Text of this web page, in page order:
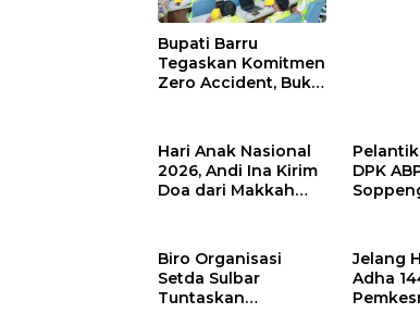
Bupati Barru
Tegaskan Komitmen
Zero Accident, Buka
Konstruksi
Hari Anak Nasional
2026, Andi Ina Kirim
Doa dari Makkah
DPK
Sinergi
Desa
Biro Organisasi
Setda Sulbar
Tuntaskan
Jelang
Adha